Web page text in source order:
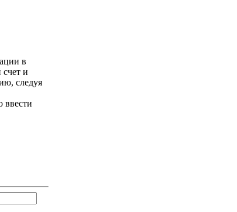
в
и
следуя